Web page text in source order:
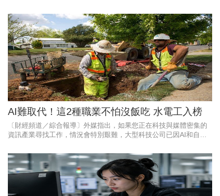
障勞工的權益，貼文一出
AI難取代！這2種職業不怕沒飯吃 水電工入榜
〔財經頻道／綜合報導〕外媒指出，如果您正在科技與媒體密集的
資訊產業尋找工作，情況會特別艱難，大型科技公司已因AI和自動
產業及水電工，特別是水電